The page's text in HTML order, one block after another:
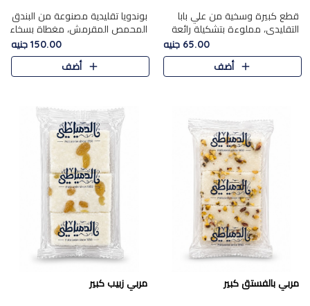
قطع كبيرة وسخية من علي بابا
التقليدي، مملوءة بتشكيلة رائعة
من المكسرات المحمصة المحمرة.
65.00 جنيه
أضف
بوندويا تقليدية مصنوعة من البندق
المحمص المقرمش، مغطاة بسخاء
بشوكولاتة فاخرة غنية لتحقيق
التوازن المثالي بين قوام القرمشة
ونكهة الشوكولاتة ا..
150.00 جنيه
أضف
مربي بالفستق كبير مربي زبيب كبير